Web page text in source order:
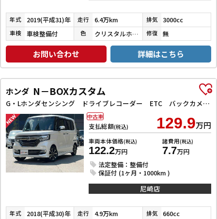
年式 2019(平成31)年 走行 6.4万km 排気 3000cc
車検 車検整備付 色 クリスタルホワイトパール３コートパール 修復 無
お問い合わせ 詳細はこちら
ホンダ N－BOXカスタム
G・Lホンダセンシング ドライブレコーダー ETC バックカメラ 両側スライド・片側電動 ナビ TV クリアランスソナー オートクルーズコントロール レーンアシスト 衝突被害軽減システム オートライト スマートキー
支払総額(税込) 129.9万円
車両本体価格(税込)
122.2万円
諸費用(税込)
7.7万円
法定整備：整備付
保証付 (1ヶ月・1000km )
中古車
尼崎店
年式 2018(平成30)年 走行 4.9万km 排気 660cc